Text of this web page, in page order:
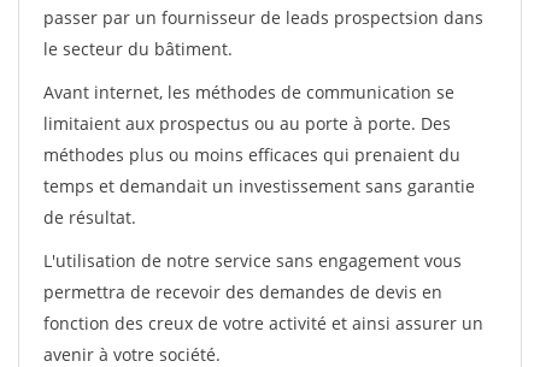
passer par un fournisseur de leads prospectsion dans
le secteur du bâtiment.
Avant internet, les méthodes de communication se
limitaient aux prospectus ou au porte à porte. Des
méthodes plus ou moins efficaces qui prenaient du
temps et demandait un investissement sans garantie
de résultat.
L'utilisation de notre service sans engagement vous
permettra de recevoir des demandes de devis en
fonction des creux de votre activité et ainsi assurer un
avenir à votre société.